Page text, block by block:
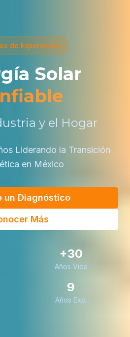
de Experiencia
Solar
y el Hogar
Liderando la Transición
en México
un Diagnóstico
Más
+30
Años Vida
9
Años Exp.